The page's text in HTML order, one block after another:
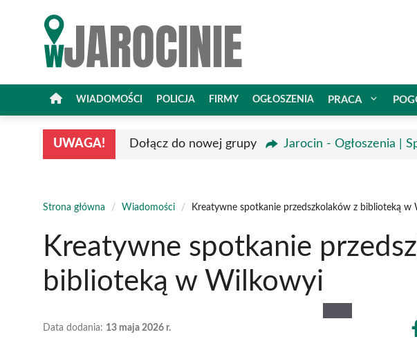
WIADOMOŚCI POLICJA FIRMY OGŁOSZENIA PRACA
UWAGA! Dołącz do nowej grupy Jarocin - Ogłoszenia |
Strona główna / Wiadomości / Kreatywne spotkanie przedszkolaków z biblioteką w
Kreatywne spotkanie
biblioteką w Wilkowyi
Data dodania: 13 maja 2026 r.